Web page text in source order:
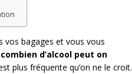
vos bagages et vous vous
combien d’alcool peut on
plus fréquente qu’on ne le croit.